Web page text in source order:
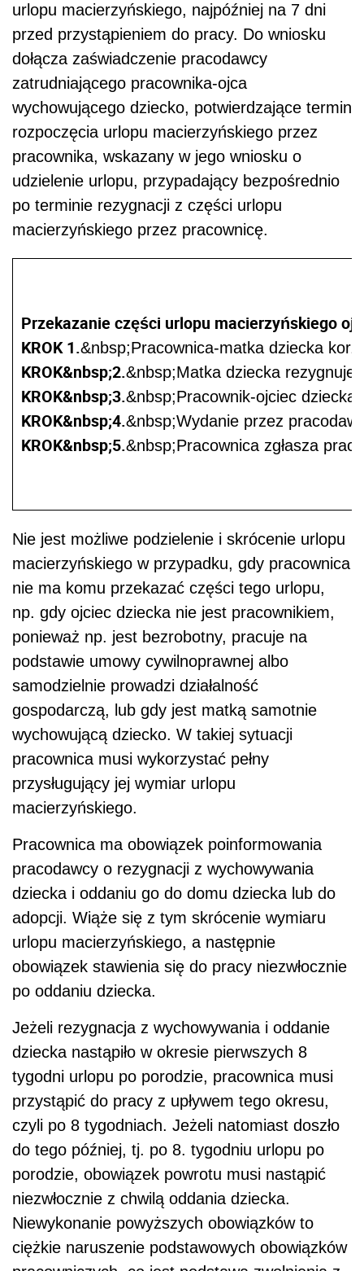
urlopu macierzyńskiego, najpóźniej na 7 dni
przed przystąpieniem do pracy. Do wniosku
dołącza zaświadczenie pracodawcy
zatrudniającego pracownika-ojca
wychowującego dziecko, potwierdzające termin
rozpoczęcia urlopu macierzyńskiego przez
pracownika, wskazany w jego wniosku o
udzielenie urlopu, przypadający bezpośrednio
po terminie rezygnacji z części urlopu
macierzyńskiego przez pracownicę.
Przekazanie części urlopu macierzyńskiego
KROK 1.&nbsp;Pracownica-matka dziecka
KROK&nbsp;2.&nbsp;Matka dziecka rezygnuje
KROK&nbsp;3.&nbsp;Pracownik-ojciec
KROK&nbsp;4.&nbsp;Wydanie przez
KROK&nbsp;5.&nbsp;Pracownica zgłasza
Nie jest możliwe podzielenie i skrócenie urlopu
macierzyńskiego w przypadku, gdy pracownica
nie ma komu przekazać części tego urlopu,
np. gdy ojciec dziecka nie jest pracownikiem,
ponieważ np. jest bezrobotny, pracuje na
podstawie umowy cywilnoprawnej albo
samodzielnie prowadzi działalność
gospodarczą, lub gdy jest matką samotnie
wychowującą dziecko. W takiej sytuacji
pracownica musi wykorzystać pełny
przysługujący jej wymiar urlopu
macierzyńskiego.
Pracownica ma obowiązek poinformowania
pracodawcy o rezygnacji z wychowywania
dziecka i oddaniu go do domu dziecka lub do
adopcji. Wiąże się z tym skrócenie wymiaru
urlopu macierzyńskiego, a następnie
obowiązek stawienia się do pracy niezwłocznie
po oddaniu dziecka.
Jeżeli rezygnacja z wychowywania i oddanie
dziecka nastąpiło w okresie pierwszych 8
tygodni urlopu po porodzie, pracownica musi
przystąpić do pracy z upływem tego okresu,
czyli po 8 tygodniach. Jeżeli natomiast doszło
do tego później, tj. po 8. tygodniu urlopu po
porodzie, obowiązek powrotu musi nastąpić
niezwłocznie z chwilą oddania dziecka.
Niewykonanie powyższych obowiązków to
ciężkie naruszenie podstawowych obowiązków